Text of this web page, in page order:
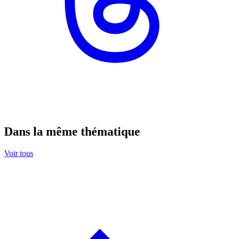
Dans la même thématique
Voir tous